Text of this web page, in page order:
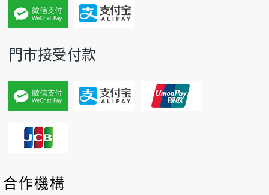
門市接受付款
合作機構
r
P
r
N
e
N
e